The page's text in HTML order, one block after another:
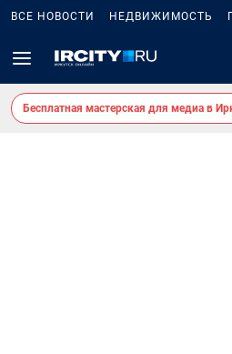
ВСЕ НОВОСТИ НЕДВИЖИМОСТЬ
Бесплатная мастерская для медиа в